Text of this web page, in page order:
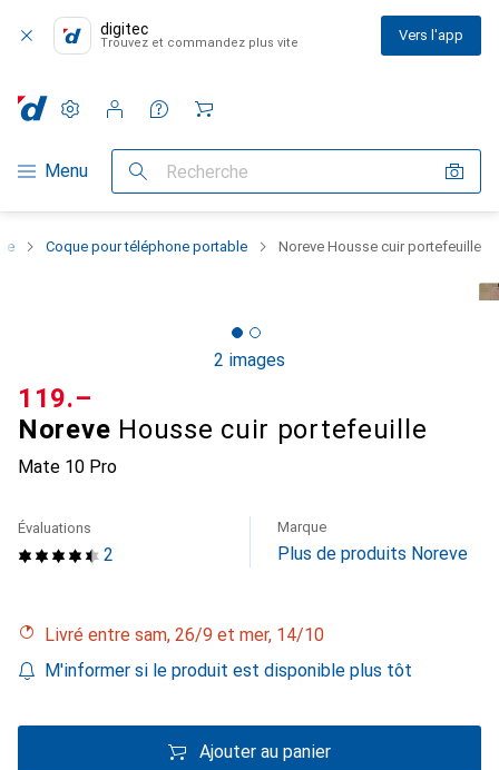
digitec
Trouvez et commandez plus vite Vers l'app
Navigation par catégorie
Menu Recherche
Paramètres
Compte client
Listes de comparaison
Listes d'envies
Panier
Coque pour téléphone portable Noreve Housse cuir portefeuille
2 images
Noreve Housse cuir portefeuille
Mate 10 Pro
CHF
119.–
2
Évaluations Marque
Plus de produits Noreve
Livré entre sam, 26/9 et mer, 14/10
M'informer si le produit est disponible plus tôt
Ajouter au panier